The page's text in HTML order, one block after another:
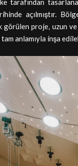
tarafından
açılmıştır.
görülen proje, uzun ve
anlamıyla inşa